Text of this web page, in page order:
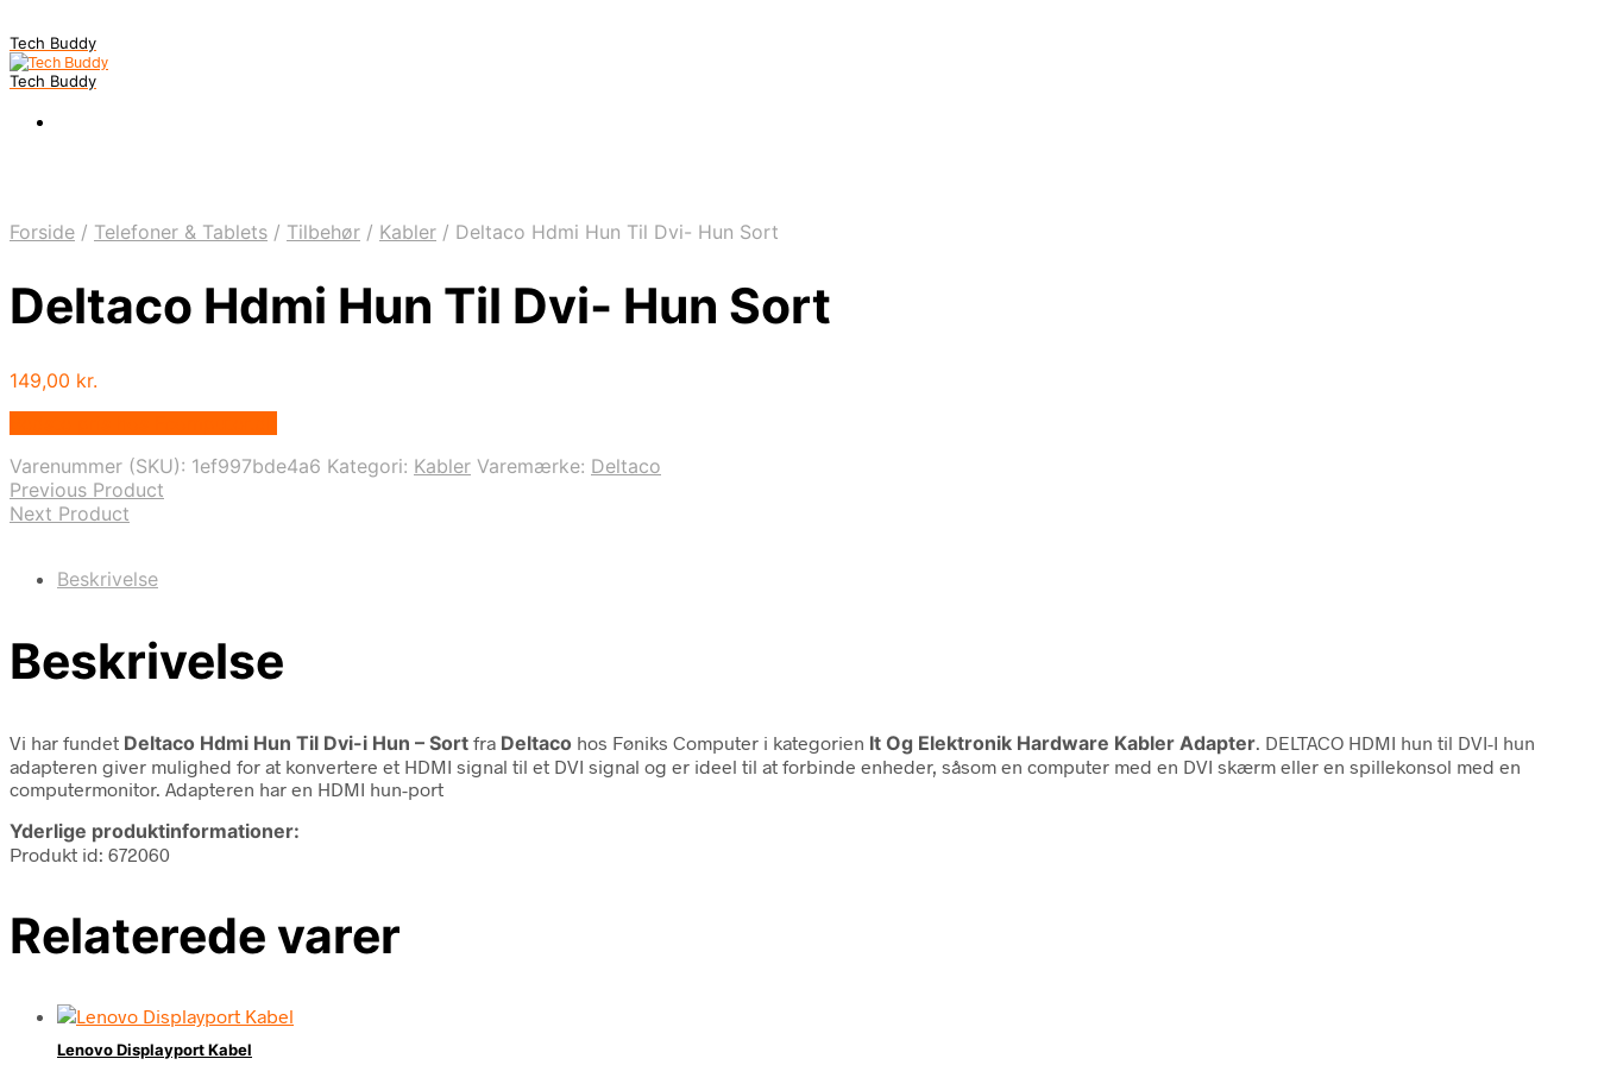
Tech Buddy
Tech Buddy
Forside / Telefoner & Tablets / Tilbehør / Kabler / Deltaco Hdmi Hun Til Dvi- Hun Sort
Deltaco Hdmi Hun Til Dvi- Hun Sort
149,00 kr.
Varenummer (SKU): 1ef997bde4a6 Kategori: Kabler Varemærke: Deltaco
Previous Product
Next Product
Beskrivelse
Beskrivelse
Vi har fundet Deltaco Hdmi Hun Til Dvi-i Hun – Sort fra Deltaco hos Føniks Computer i kategorien It Og Elektronik Hardware Kabler Adapter . DELTACO HDMI hun til DVI-I hun
adapteren giver mulighed for at konvertere et HDMI signal til et DVI signal og er ideel til at forbinde enheder, såsom en computer med en DVI skærm eller en spillekonsol med en
computermonitor. Adapteren har en HDMI hun-port
Yderlige produktinformationer:
Produkt id: 672060
Relaterede varer
Lenovo Displayport Kabel